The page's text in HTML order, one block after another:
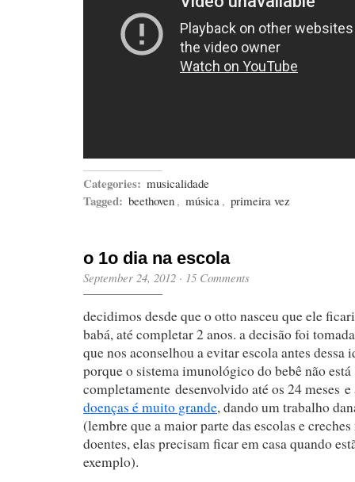
Categories: musicalidade
Tagged: beethoven , música , primeira vez
o 1o dia na escola
September 24, 2012 · 15 Comments
decidimos desde que o otto nasceu que ele
babá, até completar 2 anos. a decisão foi
que nos aconselhou a evitar escola antes dessa
porque o sistema imunológico do bebê não está
completamente desenvolvido até os 24 meses
doenças é muito grande, dando um trabalho
(lembre que a maior parte das escolas e
doentes, elas precisam ficar em casa quando
exemplo).